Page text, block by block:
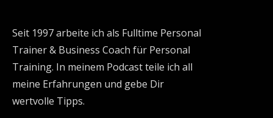
Seit 1997 arbeite ich als Fulltime Personal
Trainer & Business Coach für Personal
Training. In meinem Podcast teile ich all
meine Erfahrungen und gebe Dir
wertvolle Tipps.